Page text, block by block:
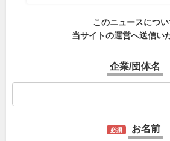
このニュースについ
当サイトの運営へ送信い
企業/団体名
必須 お名前